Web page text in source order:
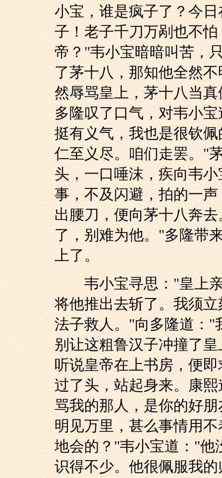
小宝，谁是疯子了？今
子！老子千刀万剐也不
帝？"韦小宝暗暗叫苦，
了茅十八，那知他全然
然辱骂皇上，茅十八当
多隆叹了口气，对韦小
挺有义气，我也是很钦
仁至义尽。咱们走罢。"
头，一口唾沫，疾向韦
事，不及闪避，拍的一
出腰刀，便向茅十八奔
了，别难为他。"多隆带
上了。
韦小宝寻思："皇上亲
将他推出去斩了。我须
法子救人。"向多隆道："
别让这粗鲁汉子冲撞了
听说皇帝在上书房，便
过了头，站起身来。康
骂我的那人，是你的好
明见万里，甚么事情用
地会的？"韦小宝道："他
识得不少。他很佩服我